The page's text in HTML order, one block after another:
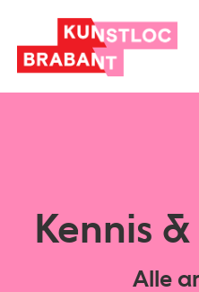
Kennis
Alle